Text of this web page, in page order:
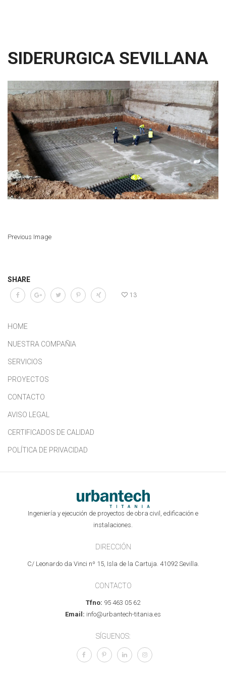
SIDERURGICA SEVILLANA
Previous Image
SHARE
13
HOME
NUESTRA COMPAÑIA
SERVICIOS
PROYECTOS
CONTACTO
AVISO LEGAL
CERTIFICADOS DE CALIDAD
POLÍTICA DE PRIVACIDAD
Ingeniería y ejecución de proyectos de obra civil, edificación e
instalaciones.
DIRECCIÓN
C/ Leonardo da Vinci nº 15, Isla de la Cartuja. 41092 Sevilla.
CONTACTO
Tfno: 95 463 05 62
Email: info@urbantech-titania.es
SÍGUENOS: